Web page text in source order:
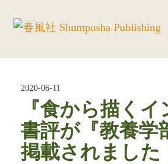
2020-06-11
『食から描く
書評が『教養学
掲載されました